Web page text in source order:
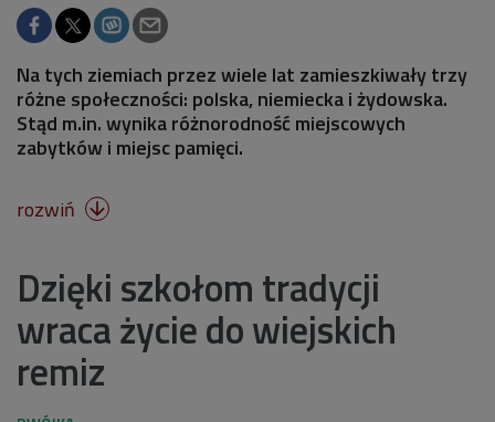
Na tych ziemiach przez wiele lat zamieszkiwały trzy
różne społeczności: polska, niemiecka i żydowska.
Stąd m.in. wynika różnorodność miejscowych
zabytków i miejsc pamięci.
rozwiń 
Dzięki szkołom tradycji
wraca życie do wiejskich
remiz